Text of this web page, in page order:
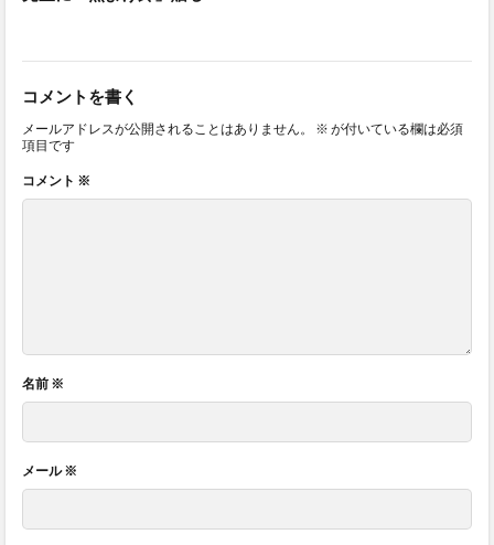
コメントを書く
メールアドレスが公開されることはありません。 ※ が付いている欄は必須
項目です
コメント ※
名前 ※
メール※